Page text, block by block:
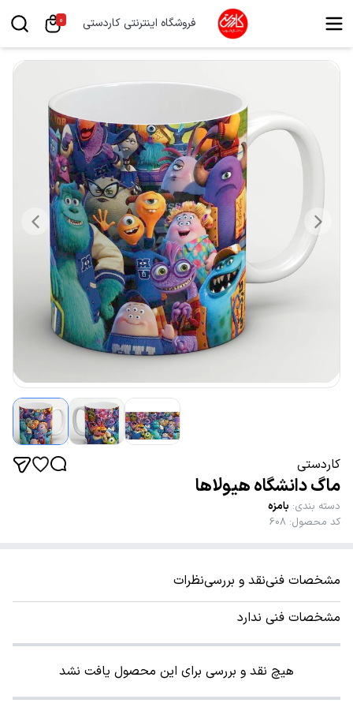
فروشگاه اینترنتی کاردستی 0
کاردستی
ماگ دانشگاه هیولاها
دسته بندی: بامزه
کد محصول:
608
مشخصات فنینقد و بررسینظرات
مشخصات فنی ندارد
هیچ نقد و بررسی برای این محصول یافت نشد